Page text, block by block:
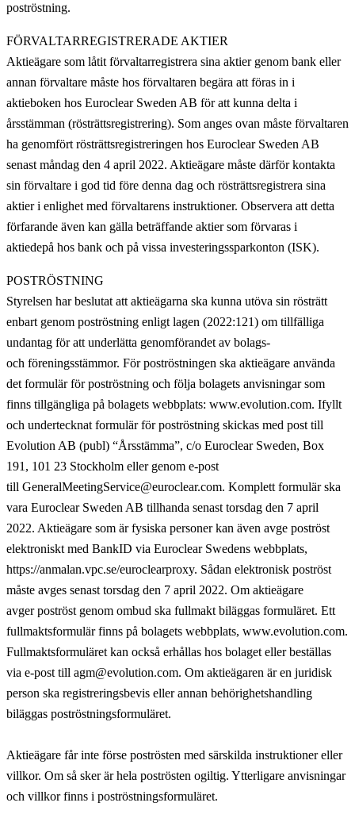
poströstning.
FÖRVALTARREGISTRERADE AKTIER
Aktieägare som låtit förvaltarregistrera sina aktier genom bank eller
annan förvaltare måste hos förvaltaren begära att föras in i
aktieboken hos Euroclear Sweden AB för att kunna delta i
årsstämman (rösträttsregistrering). Som anges ovan måste förvaltaren
ha genomfört rösträttsregistreringen hos Euroclear Sweden AB
senast måndag den 4 april 2022. Aktieägare måste därför kontakta
sin förvaltare i god tid före denna dag och rösträttsregistrera sina
aktier i enlighet med förvaltarens instruktioner. Observera att detta
förfarande även kan gälla beträffande aktier som förvaras i
aktiedepå hos bank och på vissa investeringssparkonton (ISK).
POSTRÖSTNING
Styrelsen har beslutat att aktieägarna ska kunna utöva sin rösträtt
enbart genom poströstning enligt lagen (2022:121) om tillfälliga
undantag för att underlätta genomförandet av bolags-
och föreningsstämmor. För poströstningen ska aktieägare använda
det formulär för poströstning och följa bolagets anvisningar som
finns tillgängliga på bolagets webbplats: www.evolution.com. Ifyllt
och undertecknat formulär för poströstning skickas med post till
Evolution AB (publ) “Årsstämma”, c/o Euroclear Sweden, Box
191, 101 23 Stockholm eller genom e-post
till GeneralMeetingService@euroclear.com. Komplett formulär ska
vara Euroclear Sweden AB tillhanda senast torsdag den 7 april
2022. Aktieägare som är fysiska personer kan även avge poströst
elektroniskt med BankID via Euroclear Swedens webbplats,
https://anmalan.vpc.se/euroclearproxy. Sådan elektronisk poströst
måste avges senast torsdag den 7 april 2022. Om aktieägare
avger poströst genom ombud ska fullmakt biläggas formuläret. Ett
fullmaktsformulär finns på bolagets webbplats, www.evolution.com.
Fullmaktsformuläret kan också erhållas hos bolaget eller beställas
via e-post till agm@evolution.com. Om aktieägaren är en juridisk
person ska registreringsbevis eller annan behörighetshandling
biläggas poströstningsformuläret.
Aktieägare får inte förse poströsten med särskilda instruktioner eller
villkor. Om så sker är hela poströsten ogiltig. Ytterligare anvisningar
och villkor finns i poströstningsformuläret.